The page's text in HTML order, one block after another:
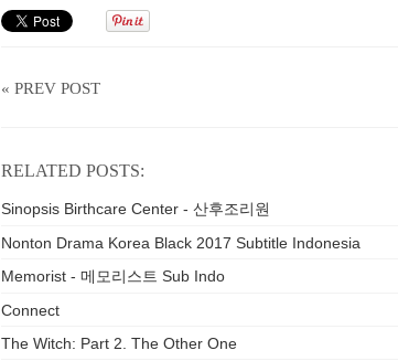
« PREV POST
RELATED POSTS:
Sinopsis Birthcare Center - 산후조리원
Nonton Drama Korea Black 2017 Subtitle Indonesia
Memorist - 메모리스트 Sub Indo
Connect
The Witch: Part 2. The Other One